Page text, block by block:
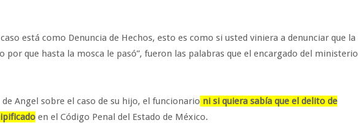
caso está como Denuncia de Hechos, esto es como si usted viniera a denunciar que la
por que hasta la mosca le pasó”, fueron las palabras que el encargado del ministerio
Angel sobre el caso de su hijo, el funcionario ni si quiera sabía que el delito de
en el Código Penal del Estado de México.